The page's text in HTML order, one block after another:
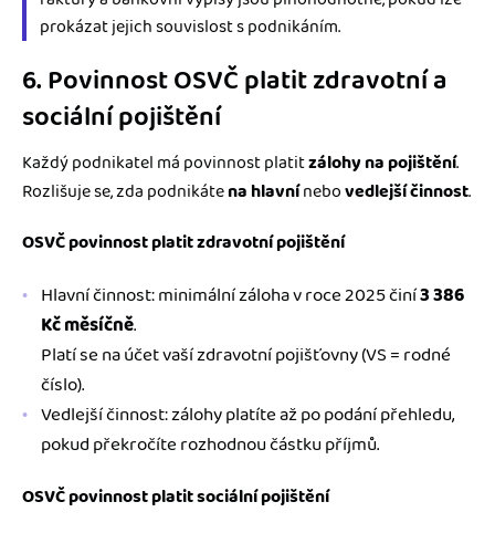
prokázat jejich souvislost s podnikáním.
6. Povinnost OSVČ platit zdravotní a
sociální pojištění
Každý podnikatel má povinnost platitzálohy na pojištění.
Rozlišuje se, zda podnikátena hlavnínebovedlejší činnost.
OSVČ povinnost platit zdravotní pojištění
Hlavní činnost: minimální záloha v roce 2025 činí3 386
Kč měsíčně.
Platí se na účet vaší zdravotní pojišťovny (VS = rodné
číslo).
Vedlejší činnost: zálohy platíte až po podání přehledu,
pokud překročíte rozhodnou částku příjmů.
OSVČ povinnost platit sociální pojištění